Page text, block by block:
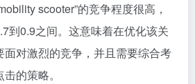
scooter”的竞争程度很高，
到0.9之间。这意味着在优化该关
对激烈的竞争，并且需要综合考
的策略。